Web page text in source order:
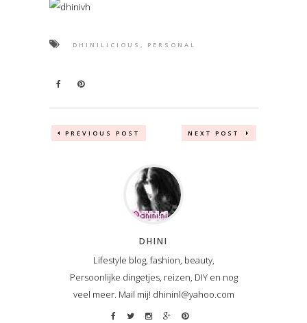
DHINILICIOUS, PERSONAL
PREVIOUS POST NEXT POST
DHINI
Lifestyle blog, fashion, beauty,
Persoonlijke dingetjes, reizen, DIY en nog
veel meer. Mail mij! dhininl@yahoo.com